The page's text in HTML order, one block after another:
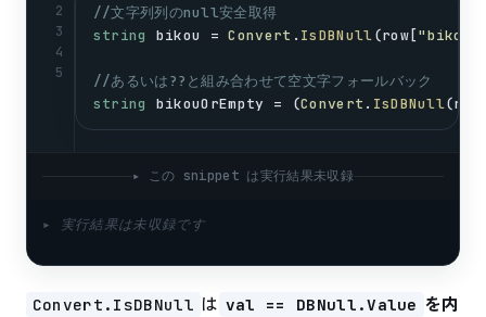
2
3
4
5
//文字列列のnull安全取得
string
bikou = Convert . IsDBNull(row["bikou"
//あるいは??と組み合わせて空文字フォールバック
string
bikouOrEmpty = (Convert . IsDBNull(row
▸ この snippet は実行結果未収録
▸ 実行結果は未収録です
Convert.IsDBNull は val == DBNull.Value を内